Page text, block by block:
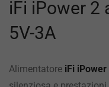
iFi iPower 2
5V-3A
Alimentatore iFi